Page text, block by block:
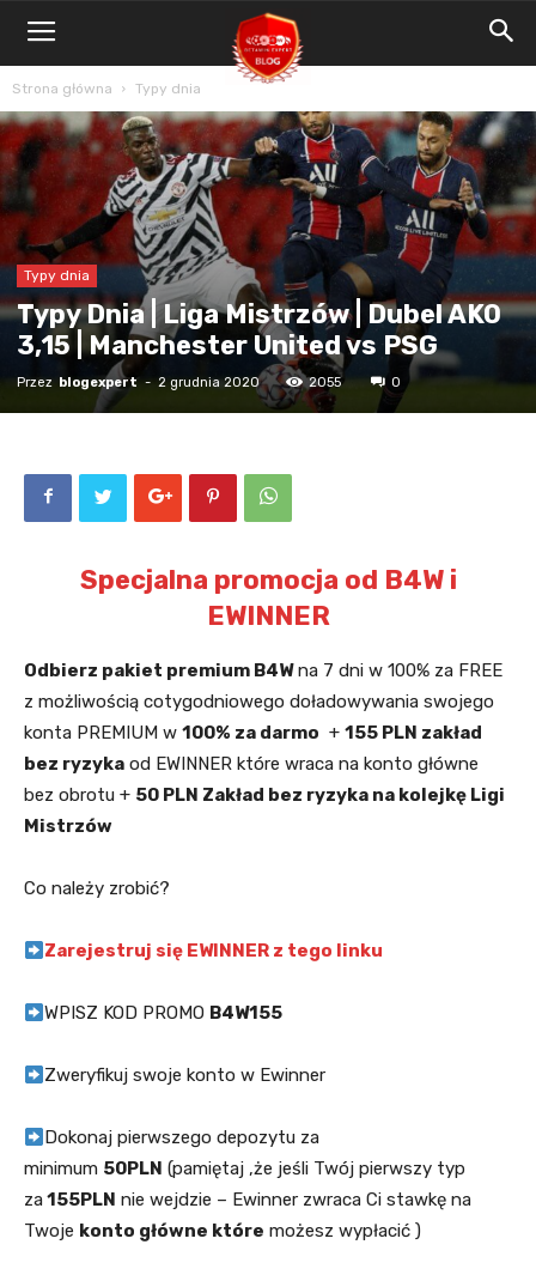
Blog
Strona główna Typy dnia
Typy dnia
Typy Dnia | Liga Mistrzów | Dubel AKO
3,15 | Manchester United vs PSG
Przez blogexpert - 2 grudnia 2020 2055 0
Specjalna promocja od B4W i
EWINNER
Odbierz pakiet premium B4Wna 7 dni w 100% za FREE
z możliwością cotygodniowego doładowywania swojego
konta PREMIUM w 100% za darmo + 155 PLN zakład
bez ryzyka od EWINNER które wraca na konto główne
bez obrotu + 50 PLN Zakład bez ryzyka na kolejkę Ligi
Mistrzów
Co należy zrobić?
Zarejestruj się EWINNER z tego linku
WPISZ KOD PROMO B4W155
Zweryfikuj swoje konto w Ewinner
Dokonaj pierwszego depozytu za
minimum 50PLN (pamiętaj ,że jeśli Twój pierwszy typ
za155PLN nie wejdzie – Ewinner zwraca Ci stawkę na
Twoje konto główne które możesz wypłacić )